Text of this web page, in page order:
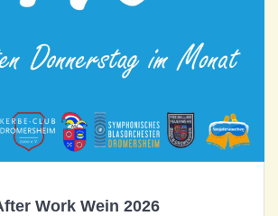
Work Wein 2026